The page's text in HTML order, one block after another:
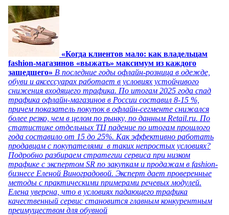
«Когда клиентов мало: как владельцам
fashion-магазинов «выжать» максимум из каждого
зашедшего» В последние годы офлайн-розница в одежде,
обуви и аксессуарах работает в условиях устойчивого
снижения входящего трафика. По итогам 2025 года спад
трафика офлайн-магазинов в России составил 8-15 %,
причем показатель покупок в офлайн-сегменте снижался
более резко, чем в целом по рынку, по данным Retail.ru. По
статистике отдельных ТЦ падение по итогам прошлого
года составило от 15 до 25%. Как эффективно работать
продавцам с покупателями в таких непростых условиях?
Подробно разбираем стратегии сервиса при низком
трафике с экспертом SR по закупкам и продажам в fashion-
бизнесе Еленой Виноградовой. Эксперт дает проверенные
методы с практическими примерами речевых модулей.
Елена уверена, что в условиях падающего трафика
качественный сервис становится главным конкурентным
преимуществом для обувной